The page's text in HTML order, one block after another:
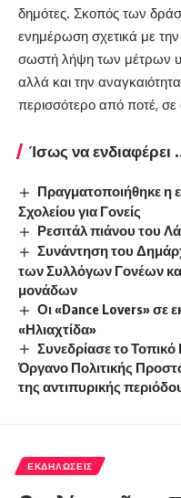
δημότες. Σκοπός των
ενημέρωση σχετικά με
σωστή λήψη των μέτρων
αλλά και την
περισσότερο από ποτέ, σε
Ίσως να ενδιαφέρει
Πραγματοποιήθηκε η
Σχολείου για Γονείς
Ρεσιτάλ πιάνου του
Συνάντηση του
των Συλλόγων Γονέων
μονάδων
Οι «Dance Lovers» σε
«Ηλιαχτίδα»
Συνεδρίασε το Τοπικό
Όργανο Πολιτικής
της αντιπυρικής
ΕΚΔΗΛΏΣΕΙΣ